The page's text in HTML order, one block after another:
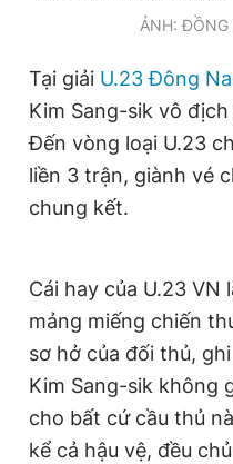
Giấy phép xuất bản số 110/
chép dưới mọi hình thức
bản. Phát triển bởi ePi
ẢNH: ĐỒNG
Tại giải U.23 Đông
Kim Sang-sik vô
Đến vòng loại U.23
liền 3 trận, giành vé
chung kết.
Cái hay của U.23
mảng miếng chiến
sơ hở của đối thủ,
Kim Sang-sik không
cho bất cứ cầu thủ
kể cả hậu vệ, đều